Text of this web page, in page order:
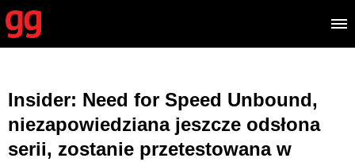
Insider: Need for Speed Unbound,
niezapowiedziana jeszcze odsłona
serii, zostanie przetestowana w